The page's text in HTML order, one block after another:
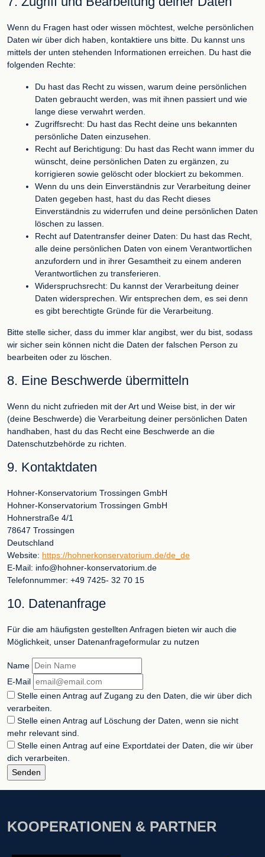
Wenn du Fragen hast oder wissen möchtest, welche persönlichen
Daten wir über dich haben, kontaktiere uns bitte. Du kannst uns
mittels der unten stehenden Informationen erreichen. Du hast die
folgenden Rechte:
Du hast das Recht zu wissen, warum deine persönlichen
Daten gebraucht werden, was mit ihnen passiert und wie
lange diese verwahrt werden.
Zugriffsrecht: Du hast das Recht deine uns bekannten
persönliche Daten einzusehen.
Recht auf Berichtigung: Du hast das Recht wann immer du
wünscht, deine persönlichen Daten zu ergänzen, zu
korrigieren sowie gelöscht oder blockiert zu bekommen.
Wenn du uns dein Einverständnis zur Verarbeitung deiner
Daten gegeben hast, hast du das Recht dieses
Einverständnis zu widerrufen und deine persönlichen Daten
löschen zu lassen.
Recht auf Datentransfer deiner Daten: Du hast das Recht,
alle deine persönlichen Daten von einem Verantwortlichen
anzufordern und in ihrer Gesamtheit zu einem anderen
Verantwortlichen zu transferieren.
Widerspruchsrecht: Du kannst der Verarbeitung deiner
Daten widersprechen. Wir entsprechen dem, es sei denn
es gibt berechtigte Gründe für die Verarbeitung.
Bitte stelle sicher, dass du immer klar angibst, wer du bist, sodass
wir sicher sein können nicht die Daten der falschen Person zu
bearbeiten oder zu löschen.
8. Eine Beschwerde übermitteln
Wenn du nicht zufrieden mit der Art und Weise bist, in der wir
(deine Beschwerde) die Verarbeitung deiner persönlichen Daten
handhaben, hast du das Recht eine Beschwerde an die
Datenschutzbehörde zu richten.
9. Kontaktdaten
Hohner-Konservatorium Trossingen GmbH
Hohner-Konservatorium Trossingen GmbH
Hohnerstraße 4/1
78647 Trossingen
Deutschland
Website: https://hohnerkonservatorium.de/de_de
E-Mail: info@hohner-konservatorium.de
Telefonnummer: +49 7425- 32 70 15
10. Datenanfrage
Für die am häufigsten gestellten Anfragen bieten wir auch die
Möglichkeit, unser Datenanfrageformular zu nutzen
Name
E-Mail
Stelle einen Antrag auf Zugang zu den Daten, die wir über dich
verarbeiten.
Stelle einen Antrag auf Löschung der Daten, wenn sie nicht
mehr relevant sind.
Stelle einen Antrag auf eine Exportdatei der Daten, die wir über
dich verarbeiten.
KOOPERATIONEN & PARTNER